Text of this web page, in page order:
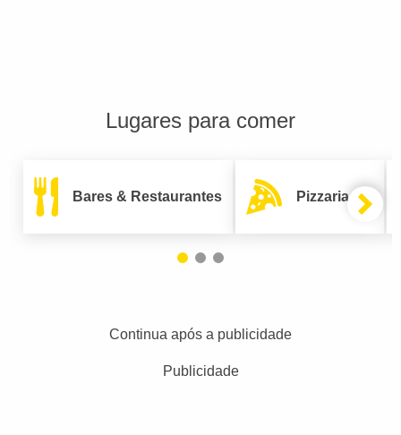
Lugares para comer
Bares & Restaurantes Pizzarias
Continua após a publicidade
Publicidade